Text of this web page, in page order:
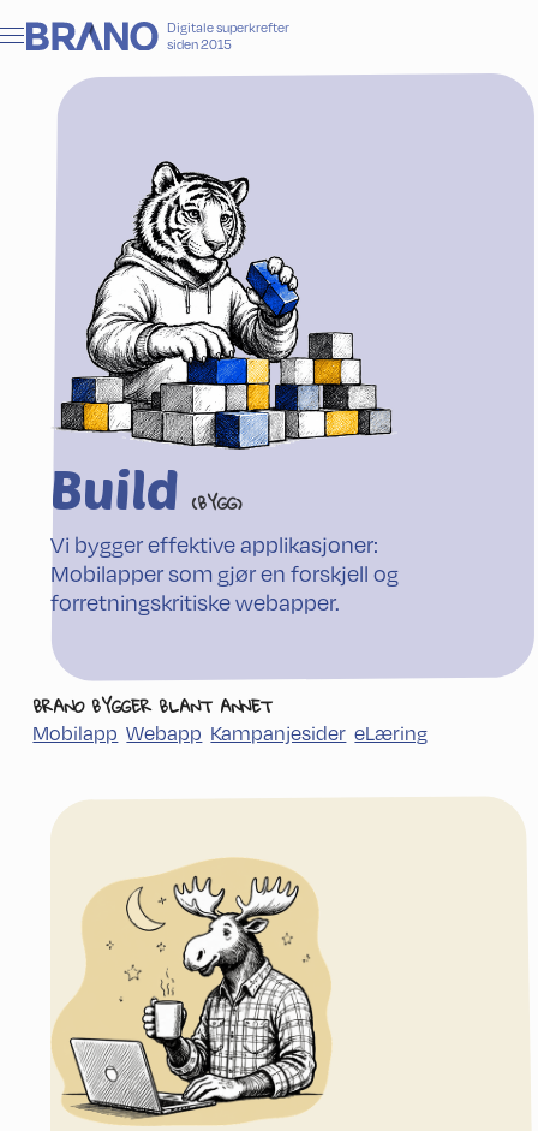
Digitale superkrefter
siden 2015
Build (BYGG)
Vi bygger effektive applikasjoner:
Mobilapper som gjør en forskjell og
forretningskritiske webapper.
BRANO BYGGER BLANT ANNET
Mobilapp Webapp Kampanjesider eLæring